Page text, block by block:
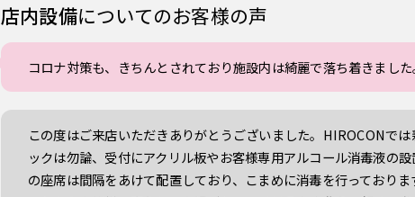
店内設備についてのお客様の声
コロナ対策も、きちんとされており施設内は綺麗で落ち着きました
この度はご来店いただきありがとうございました。HIROCONで
ックは勿論、受付にアクリル板やお客様専用アルコール消毒液の
の座席は間隔をあけて配置しており、こまめに消毒を行っておりま